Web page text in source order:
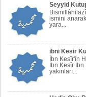
Seyyid
ismini
yara...
ibni Kesir
İbn Kesîr'in
İbn Kesîr
yakınları...